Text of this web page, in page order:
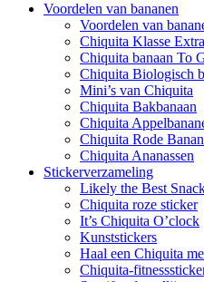
Voordelen van bananen
Voordelen van
Chiquita Klasse
Chiquita banaan To
Chiquita Biologisch
Mini’s van Chiquita
Chiquita Bakbanaan
Chiquita
Chiquita Rode
Chiquita Ananassen
Stickerverzameling
Likely the Best
Chiquita roze sticker
It’s Chiquita O’clock
Kunststickers
Haal een Chiquita
Chiquita-